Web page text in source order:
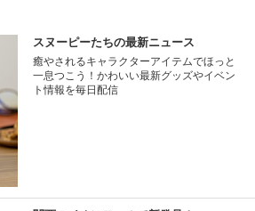
スヌーピーたちの最新ニュース
癒やされるキャラクターアイテムでほっと
一息つこう！かわいい最新グッズやイベン
ト情報を毎日配信